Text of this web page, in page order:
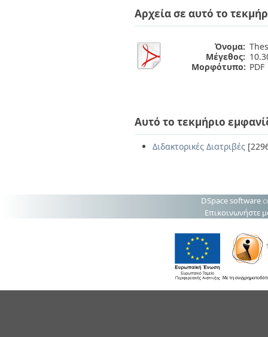
Αρχεία σε αυτό το
Όνομα:
Μέγεθος:
Μορφότυπο: PDF
Αυτό το τεκμήριο
Διδακτορικές Διατριβές
DSpace software
Επικοινωνήστε